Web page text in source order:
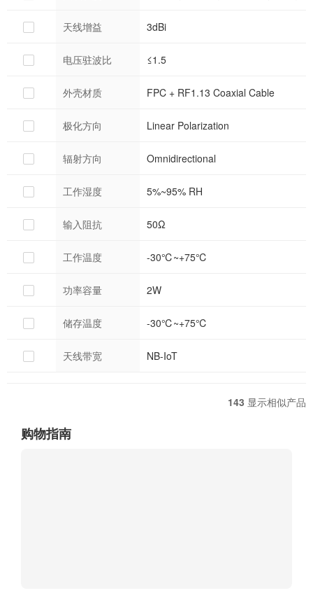
天线增益 3dBi
电压驻波比 ≤1.5
外壳材质 FPC + RF1.13 Coaxial Cable
极化方向 Linear Polarization
辐射方向 Omnidirectional
工作湿度 5%~95% RH
输入阻抗 50Ω
工作温度 -30℃~+75℃
功率容量 2W
储存温度 -30℃~+75℃
天线带宽 NB-IoT
143 显示相似产品
购物指南